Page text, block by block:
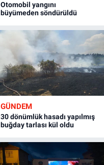
Otomobil yangını
büyümeden söndürüldü
GÜNDEM
30 dönümlük hasadı yapılmış
buğday tarlası kül oldu